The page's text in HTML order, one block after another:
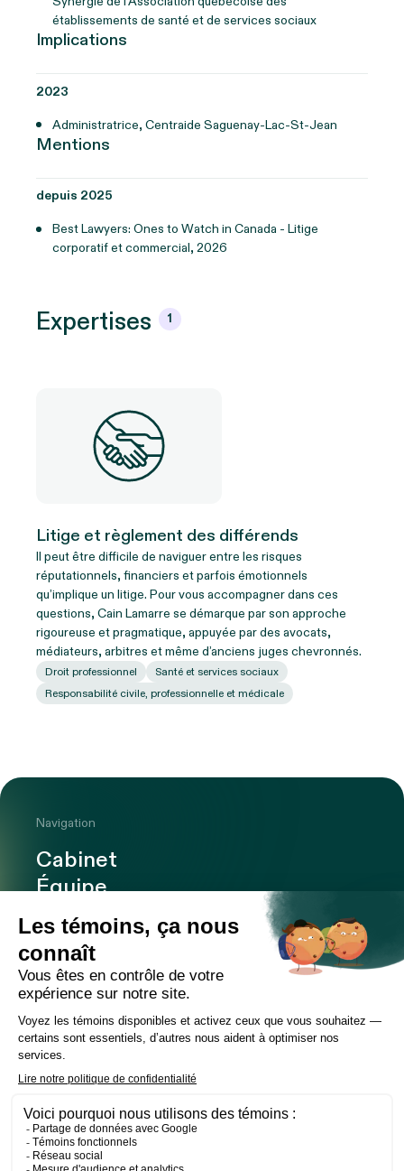
établissements de santé et de services sociaux
Implications
2023
Administratrice, Centraide Saguenay-Lac-St-Jean
Mentions
depuis 2025
Best Lawyers: Ones to Watch in Canada - Litige
corporatif et commercial, 2026
Expertises 1
Litige et règlement des différends
Il peut être difficile de naviguer entre les risques
réputationnels, financiers et parfois émotionnels
qu’implique un litige. Pour vous accompagner dans ces
questions, Cain Lamarre se démarque par son approche
rigoureuse et pragmatique, appuyée par des avocats,
médiateurs, arbitres et même d’anciens juges chevronnés.
Droit professionnel
Santé et services sociaux
Responsabilité civile, professionnelle et médicale
Navigation
Cabinet
Équipe
Expertises
Bureaux
Carrière
Transactions
Nouvelles
Contact
LinkedIn Instagram